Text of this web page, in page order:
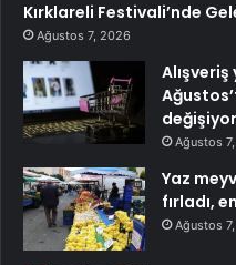
Kırklareli Festivali’nde
Ağustos 7, 2026
değişiyor
Ağustos
Yaz
fırladı,
Ağustos